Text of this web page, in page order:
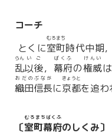
コーチ
とくに室町
むろまち
時代中期
乱
らん
以後
いご
， 幕府
ばくふ
の権威
けんい
織田信長
おだのぶなが
に京都
きょうと
を追わ
〔室町幕府
むろまちばくふ
のしくみ〕